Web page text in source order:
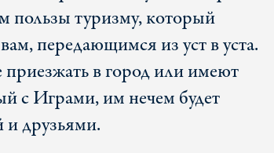
пользы туризму, который
передающимся из уст в уста.
в город или имеют
с Играми, им нечем будет
и друзьями.